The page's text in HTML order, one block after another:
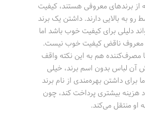
از برندهای معروفی هستند، کیفیت
به بالایی دارند. داشتن یک برند
دلیلی برای کیفیت خوب باشد اما
معروف ناقض کیفیت خوب نیست.
هم به این نکته واقف
آن لباس بدون اسم برند، خیلی
برای داشتن بهره‌مندی از نام برند
بیشتری پرداخت کند، چون
منتقل می‌کند.